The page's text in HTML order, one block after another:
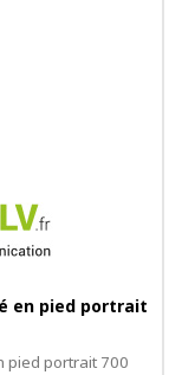
en pied portrait
pied portrait 700